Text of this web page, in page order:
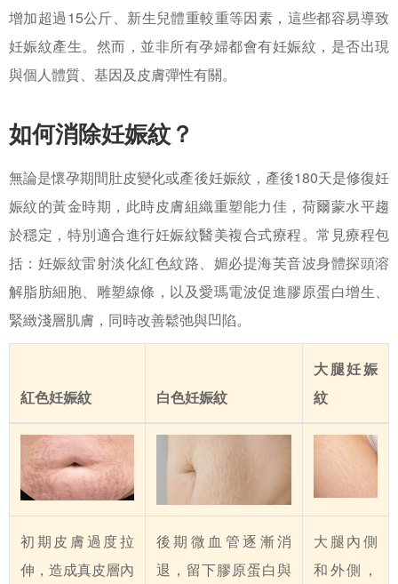
增加超過15公斤、新生兒體重較重等因素，這些都容易導致
妊娠紋產生。然而，並非所有孕婦都會有妊娠紋，是否出現
與個人體質、基因及皮膚彈性有關。
如何消除妊娠紋？
無論是懷孕期間肚皮變化或產後妊娠紋，產後180天是修復妊
娠紋的黃金時期，此時皮膚組織重塑能力佳，荷爾蒙水平趨
於穩定，特別適合進行妊娠紋醫美複合式療程。常見療程包
括：妊娠紋雷射淡化紅色紋路、媚必提海芙音波身體探頭溶
解脂肪細胞、雕塑線條，以及愛瑪電波促進膠原蛋白增生、
緊緻淺層肌膚，同時改善鬆弛與凹陷。
紅色妊娠紋 白色妊娠紋
大腿妊娠
紋
初期皮膚過度拉
伸，造成真皮層內
後期微血管逐漸消
退，留下膠原蛋白與
大腿內側
和外側，